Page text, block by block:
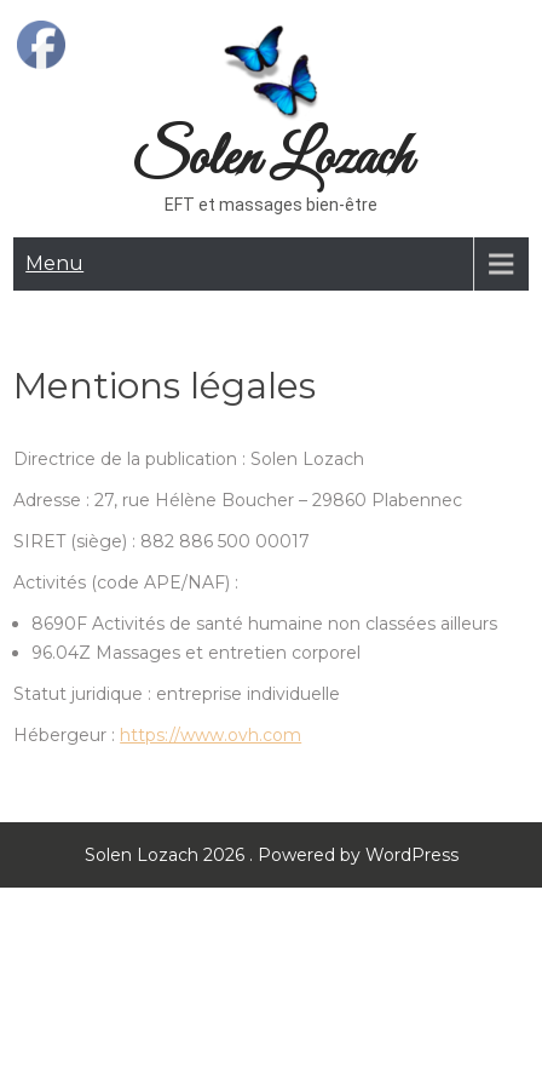
content
Solen Lozach
EFT et massages bien-être
Menu
Mentions légales
Directrice de la publication : Solen Lozach
Adresse : 27, rue Hélène Boucher – 29860 Plabennec
SIRET (siège) : 882 886 500 00017
Activités (code APE/NAF) :
8690F Activités de santé humaine non classées ailleurs
96.04Z Massages et entretien corporel
Statut juridique : entreprise individuelle
Hébergeur : https://www.ovh.com
Solen Lozach 2026 . Powered by WordPress